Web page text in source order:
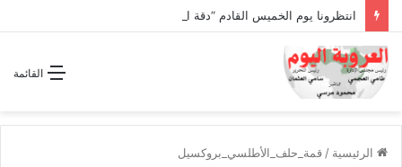
القائمة
الرئيسية / قمة_حلف_الأطلسي_بروكسيل